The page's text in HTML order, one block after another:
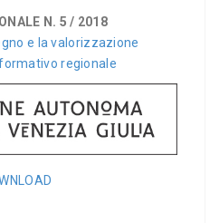
N. 5 / 2018
e la valorizzazione
regionale